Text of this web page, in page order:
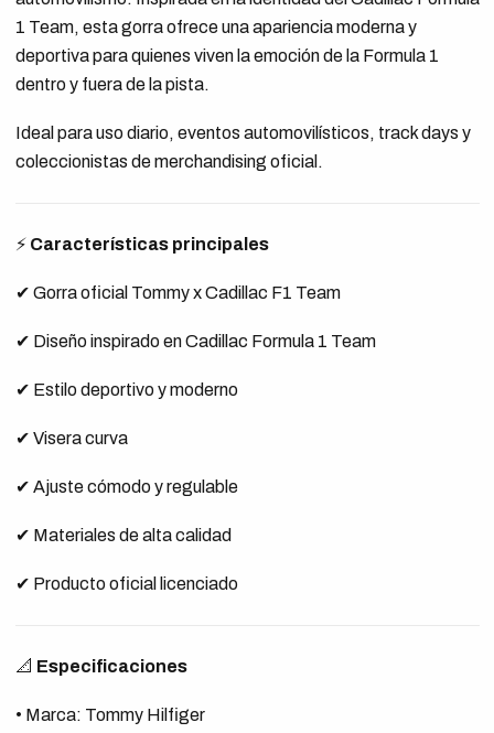
1 Team, esta gorra ofrece una apariencia moderna y
deportiva para quienes viven la emoción de la Formula 1
dentro y fuera de la pista.
Ideal para uso diario, eventos automovilísticos, track days y
coleccionistas de merchandising oficial.
⚡ Características principales
✔ Gorra oficial Tommy x Cadillac F1 Team
✔ Diseño inspirado en Cadillac Formula 1 Team
✔ Estilo deportivo y moderno
✔ Visera curva
✔ Ajuste cómodo y regulable
✔ Materiales de alta calidad
✔ Producto oficial licenciado
📐 Especificaciones
• Marca: Tommy Hilfiger